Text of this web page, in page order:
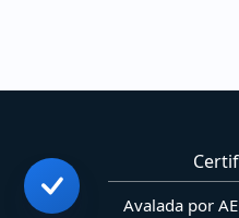
Avalada por